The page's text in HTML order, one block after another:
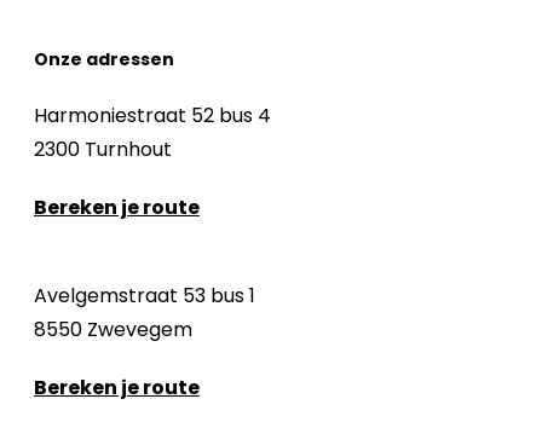
Onze adressen
Harmoniestraat 52 bus 4
2300 Turnhout
Bereken je route
Avelgemstraat 53 bus 1
8550 Zwevegem
Bereken je route